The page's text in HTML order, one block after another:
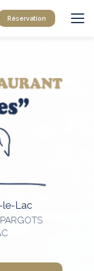
Réservation
le-Lac